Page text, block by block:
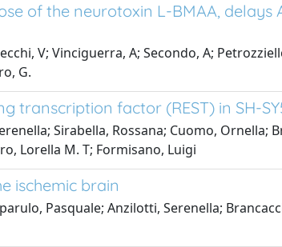
of the neurotoxin L-BMAA,
V; Vinciguerra, A; Secondo, A;
G.
transcription factor (REST) in SH-
Sirabella, Rossana; Cuomo,
Lorella M. T; Formisano, Luigi
ischemic brain
Pasquale; Anzilotti, Serenella;